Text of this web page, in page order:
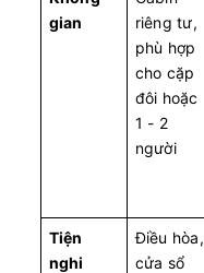
gian
riêng tư,
phù hợp
cho cặp
đôi hoặc
1 - 2
người
Tiện
nghi
Điều hòa,
cửa sổ